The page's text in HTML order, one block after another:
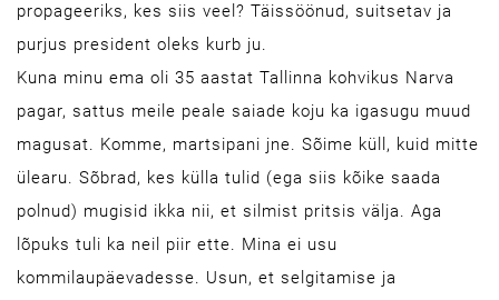
propageeriks, kes siis veel? Täissöönud, suitsetav ja
purjus president oleks kurb ju.
Kuna minu ema oli 35 aastat Tallinna kohvikus Narva
pagar, sattus meile peale saiade koju ka igasugu muud
magusat. Komme, martsipani jne. Sõime küll, kuid mitte
ülearu. Sõbrad, kes külla tulid (ega siis kõike saada
polnud) mugisid ikka nii, et silmist pritsis välja. Aga
lõpuks tuli ka neil piir ette. Mina ei usu
kommilaupäevadesse. Usun, et selgitamise ja